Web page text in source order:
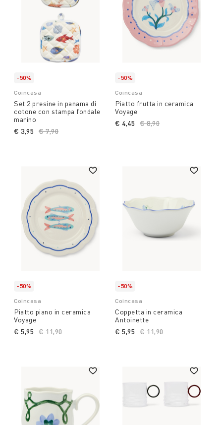
-50%
Coincasa
Set 2 presine in panama di
cotone con stampa fondale
marino
Price reduced from
€ 7,90
€ 3,95
-50%
Coincasa
Piatto frutta in ceramica
Voyage
Price reduced from
€ 8,90
€ 4,45
-50%
Coincasa
Piatto piano in ceramica
Voyage
Price reduced from
€ 11,90to
€ 5,95
-50%
Coincasa
Coppetta in ceramica
Antoinette
Price reduced from
€ 11,90to
€ 5,95